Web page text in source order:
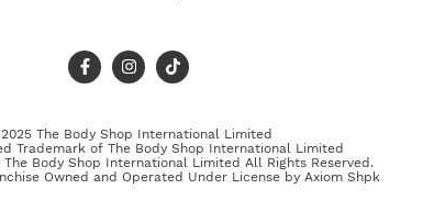
The Body Shop International Limited
Trademark of The Body Shop International Limited
Body Shop International Limited All Rights Reserved.
Owned and Operated Under License by Axiom Shpk